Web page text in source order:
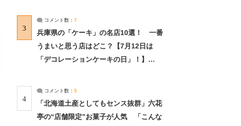
3
コメント数： 7
兵庫県の「ケーキ」の名店10選！ 一番
うまいと思う店はどこ？【7月12日は
「デコレーションケーキの日」！】
4
コメント数： 5
「北海道土産としてもセンス抜群」六花
亭の“店舗限定”お菓子が人気 「こんな